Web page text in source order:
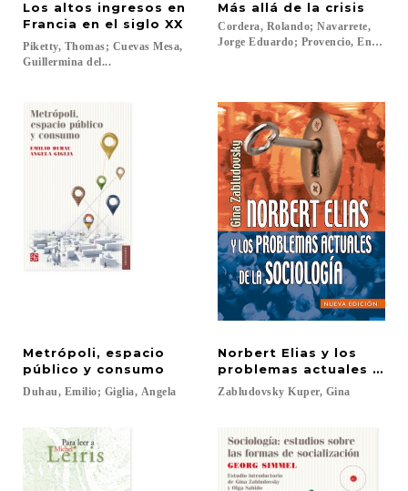
Los altos ingresos en
Francia en el siglo XX
Piketty, Thomas; Cuevas Mesa,
Guillermina del...
Más allá de la crisis
Cordera, Rolando; Navarrete,
Jorge Eduardo; Provencio, Enrique;
Metrópoli, espacio
público y consumo
Duhau, Emilio; Giglia, Angela
Norbert Elias y los
problemas actuales de
Zabludovsky Kuper, Gina